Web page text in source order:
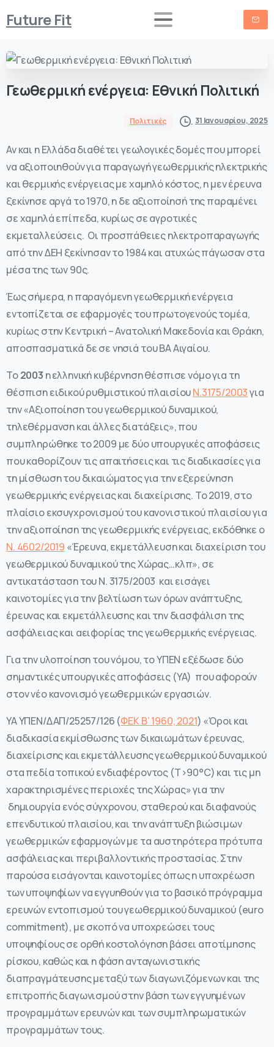
Future Fit
Γεωθερμικήενέργεια: Εθνική Πολιτική
Πολιτικές 31 Ιανουαρίου, 2025
Αν και η Ελλάδα διαθέτει γεωλογικές δομές που μπορεί
να αξιοποιηθούν για παραγωγή γεωθερμικής ηλεκτρικής
και θερμικής ενέργειας με χαμηλό κόστος, η μεν έρευνα
ξεκίνησε αργά το 1970, η δε αξιοποίησή της παραμένει
σε χαμηλά επίπεδα, κυρίως σε αγροτικές
εκμεταλλεύσεις. Οι προσπάθειες ηλεκτροπαραγωγής
από την ΔΕΗ ξεκίνησαν το 1984 και ατυχώς πάγωσαν στα
μέσα της των 90ς.
Έως σήμερα, η παραγόμενη γεωθερμική ενέργεια
εντοπίζεται σε εφαρμογές του πρωτογενούς τομέα,
κυρίως στην Κεντρική – Ανατολική Μακεδονία και Θράκη,
αποσπασματικά δε σε νησιά του ΒΑ Αιγαίου.
Το2003 η ελληνική κυβέρνηση θέσπισε νόμο για τη
θέσπιση ειδικού ρυθμιστικού πλαισίουΝ.3175/2003για
την «Αξιοποίηση του γεωθερμικού δυναμικού,
τηλεθέρμανση και άλλες διατάξεις», που
συμπληρώθηκε το 2009 με δύο υπουργικές αποφάσεις
που καθορίζουν τις απαιτήσεις και τις διαδικασίες για
τη μίσθωση του δικαιώματος για την εξερεύνηση
γεωθερμικής ενέργειας και διαχείρισης. Το 2019, στο
πλαίσιο εκσυγχρονισμού του κανονιστικού πλαισίου για
την αξιοποίηση της γεωθερμικής ενέργειας, εκδόθηκε ο
Ν. 4602/2019 «Έρευνα, εκμετάλλευση και διαχείριση του
γεωθερμικού δυναμικού της Χώρας…κλπ», σε
αντικατάσταση του Ν. 3175/2003 και εισάγει
καινοτομίες για την βελτίωση των όρων ανάπτυξης,
έρευνας και εκμετάλλευσης και την διασφάλιση της
ασφάλειας και αειφορίας της γεωθερμικής ενέργειας.
Για την υλοποίηση του νόμου, τo ΥΠΕΝ εξέδωσε δύο
σημαντικές υπουργικές αποφάσεις (ΥΑ) που αφορούν
στον νέο κανονισμό γεωθερμικών εργασιών.
ΥΑ ΥΠΕΝ/ΔΑΠ/25257/126 (ΦΕΚ Β’ 1960, 2021) «Όροι και
διαδικασία εκμίσθωσης των δικαιωμάτων έρευνας,
διαχείρισης και εκμετάλλευσης γεωθερμικού δυναμικού
στα πεδία τοπικού ενδιαφέροντος (T>90°C) και τις μη
χαρακτηρισμένες περιοχές της Χώρας» για την
δημιουργία ενός σύγχρονου, σταθερού και διαφανούς
επενδυτικού πλαισίου, και την ανάπτυξη βιώσιμων
γεωθερμικών εφαρμογών με τα αυστηρότερα πρότυπα
ασφάλειας και περιβαλλοντικής προστασίας. Στην
παρούσα εισάγονται καινοτομίες όπως η υποχρέωση
των υποψηφίων να εγγυηθούν για το βασικό πρόγραμμα
ερευνών εντοπισμού του γεωθερμικού δυναμικού (euro
commitment), με σκοπό να υποχρεώσει τους
υποψηφίους σε ορθή κοστολόγηση βάσει αποτίμησης
ρίσκου, καθώς και η φάση ανταγωνιστικής
διαπραγμάτευσης μεταξύ των διαγωνιζόμενων και της
επιτροπής διαγωνισμού στην βάση των εγγυημένων
προγραμμάτων ερευνών και των συμπληρωματικών
προγραμμάτων τους.